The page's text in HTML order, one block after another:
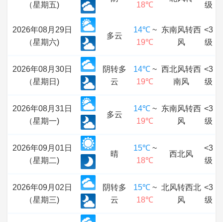
（星期五)
18℃
级
2026年08月29日
（星期六)
多云
14℃~
19℃
东南风转西
风
<3
级
2026年08月30日
（星期日)
阴转多
云
14℃~
19℃
西北风转西
南风
<3
级
2026年08月31日
（星期一)
多云
14℃~
19℃
东南风转西
风
<3
级
2026年09月01日
（星期二)
晴
15℃~
18℃
西北风
<3
级
2026年09月02日
（星期三)
阴转多
云
15℃~
18℃
北风转西北
风
<3
级